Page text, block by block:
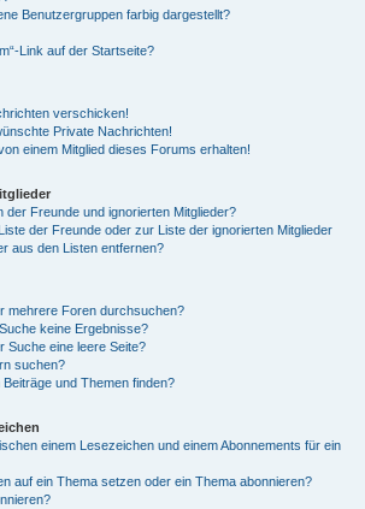
Benutzergruppen farbig dargestellt?
Link auf der Startseite?
verschicken!
Private Nachrichten!
einem Mitglied dieses Forums erhalten!
der Freunde und ignorierten Mitglieder?
der Freunde oder zur Liste der ignorierten Mitglieder
aus den Listen entfernen?
mehrere Foren durchsuchen?
keine Ergebnisse?
Suche eine leere Seite?
suchen?
und Themen finden?
einem Lesezeichen und einem Abonnements für ein
auf ein Thema setzen oder ein Thema abonnieren?